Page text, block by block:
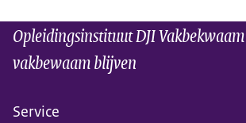
Opleidingsinstituut DJI
vakbewaam blijven
Service